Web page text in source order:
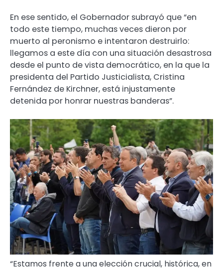
En ese sentido, el Gobernador subrayó que “en
todo este tiempo, muchas veces dieron por
muerto al peronismo e intentaron destruirlo:
llegamos a este día con una situación desastrosa
desde el punto de vista democrático, en la que la
presidenta del Partido Justicialista, Cristina
Fernández de Kirchner, está injustamente
detenida por honrar nuestras banderas”.
“Estamos frente a una elección crucial, histórica, en